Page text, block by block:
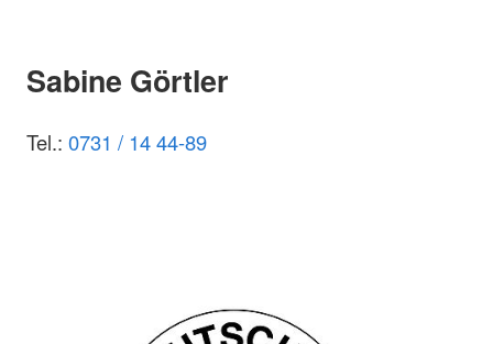
Sabine Görtler
Tel.: 0731 / 14 44-89